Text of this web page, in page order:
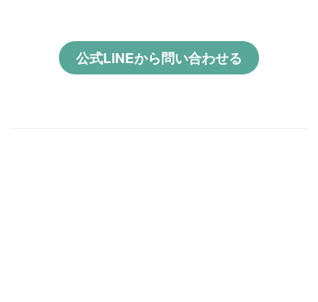
公式LINEから問い合わせる